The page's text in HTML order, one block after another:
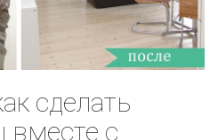
сделать
вместе с